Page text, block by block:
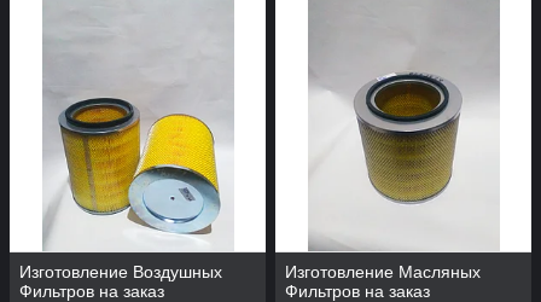
Изготовление Воздушных
Фильтров на заказ
Изготовление Масляных
Фильтров на заказ